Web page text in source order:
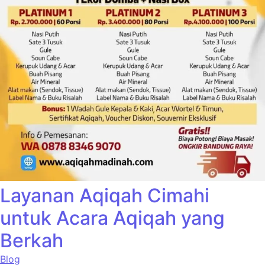
Layanan Aqiqah Cimahi
untuk Acara Aqiqah yang
Berkah
Blog